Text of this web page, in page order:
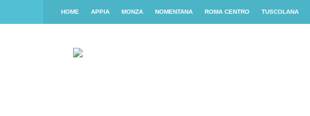
HOME APPIA MONZA NOMENTANA ROMA CENTRO TUSCOLANA